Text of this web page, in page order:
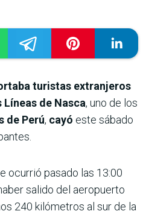
turistas extranjeros
de Nasca, uno de los
de Perú, cayó este sábado
ocurrió pasado las 13:00
salido del aeropuerto
240 kilómetros al sur de la